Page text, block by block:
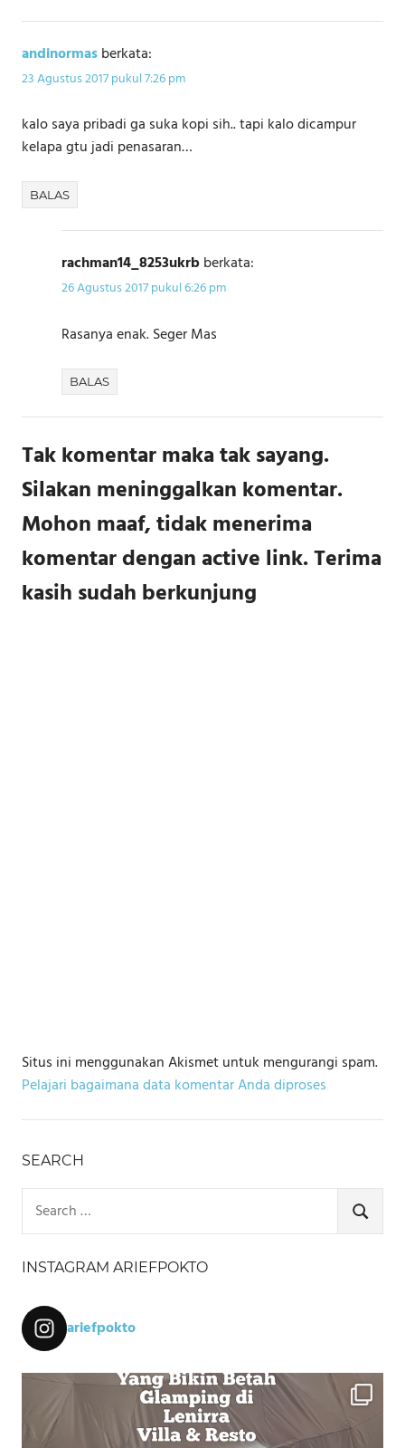
andinormasberkata:
23 Agustus 2017 pukul 7:26 pm
kalo saya pribadi ga suka kopi sih.. tapi kalo dicampur
kelapa gtu jadi penasaran…
BALAS
rachman14_8253ukrbberkata:
26 Agustus 2017 pukul 6:26 pm
Rasanya enak. Seger Mas
BALAS
Tak komentar maka tak sayang.
Silakan meninggalkan komentar.
Mohon maaf, tidak menerima
komentar dengan active link. Terima
kasih sudah berkunjung
Situs ini menggunakan Akismet untuk mengurangi spam.
Pelajari bagaimana data komentar Anda diproses
SEARCH
for:
SEARCH
INSTAGRAM ARIEFPOKTO
ariefpokto